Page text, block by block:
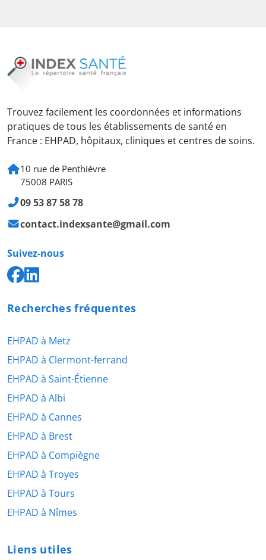
Trouvez facilement les coordonnées et informations
pratiques de tous les établissements de santé en
France : EHPAD, hôpitaux, cliniques et centres de soins.
10 rue de Penthièvre
75008 PARIS
09 53 87 58 78
contact.indexsante@gmail.com
Suivez-nous
Recherches fréquentes
EHPAD à Metz
EHPAD à Clermont-ferrand
EHPAD à Saint-Étienne
EHPAD à Albi
EHPAD à Cannes
EHPAD à Brest
EHPAD à Compiègne
EHPAD à Troyes
EHPAD à Tours
EHPAD à Nîmes
Liens utiles